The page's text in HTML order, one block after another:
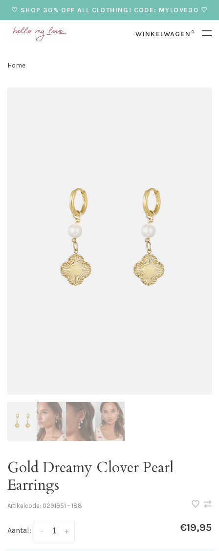
♡ SHOP 30% OFF ALL CLOTHING! CODE: MYLOVE30 ♡
WINKELWAGEN 0
Home
Gold Dreamy Clover Pearl
Earrings
Artikelcode: 0291951 - 188
Aantal: +
- €19,95